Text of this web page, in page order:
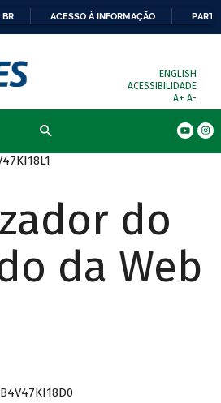
BR ACESSO À INFORMAÇÃO
ENGLISH
ACESSIBILIDADE
A+ A-
do
da Web